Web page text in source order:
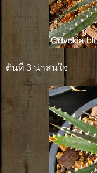
ต้นที่ 3 น่าสนใจ